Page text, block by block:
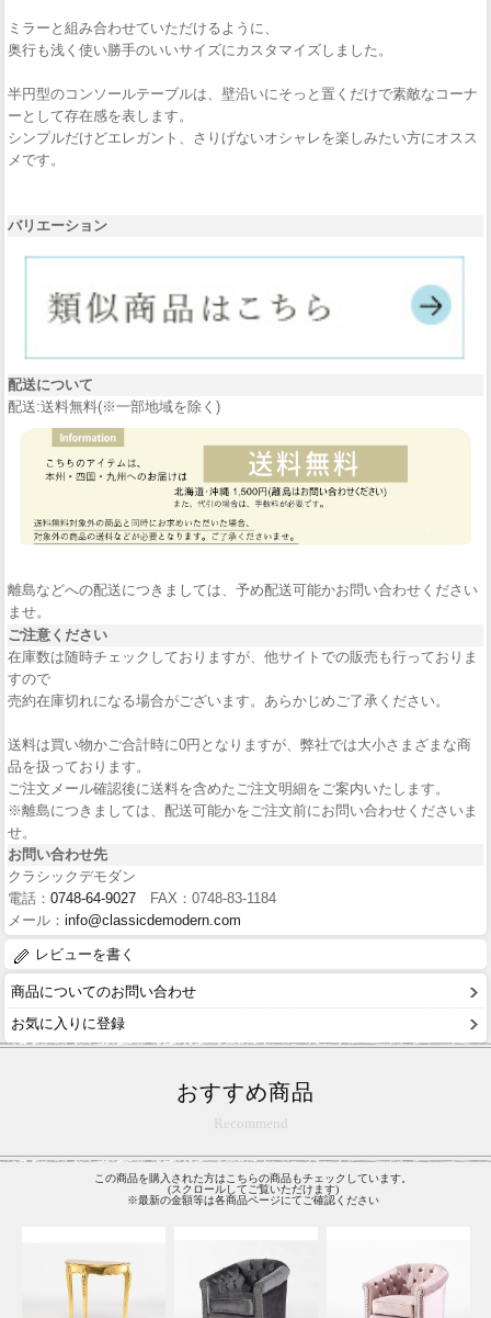
ミラーと組み合わせていただけるように、
奥行も浅く使い勝手のいいサイズにカスタマイズしました。
半円型のコンソールテーブルは、壁沿いにそっと置くだけで素敵なコーナ
ーとして存在感を表します。
シンプルだけどエレガント、さりげないオシャレを楽しみたい方にオスス
メです。
バリエーション
配送について
配送:送料無料(※一部地域を除く)
離島などへの配送につきましては、予め配送可能かお問い合わせください
ませ。
ご注意ください
在庫数は随時チェックしておりますが、他サイトでの販売も行っておりま
すので
売約在庫切れになる場合がございます。あらかじめご了承ください。
送料は買い物かご合計時に0円となりますが、弊社では大小さまざまな商
品を扱っております。
ご注文メール確認後に送料を含めたご注文明細をご案内いたします。
※離島につきましては、配送可能かをご注文前にお問い合わせくださいま
せ。
お問い合わせ先
クラシックデモダン
電話： 0748-64-9027 FAX：0748-83-1184
メール： info@classicdemodern.com
レビューを書く
商品についてのお問い合わせ
お気に入りに登録
おすすめ商品
Recommend
この商品を購入された方はこちらの商品もチェックしています。
(スクロールしてご覧いただけます)
※最新の金額等は各商品ページにてご確認ください